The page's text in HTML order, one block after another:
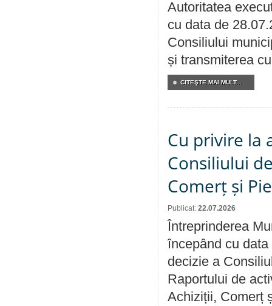
Autoritatea
cu data de
Consiliului
și transmiterea
CITEŞTE MAI MULT...
Cu privire la
Consiliului
Comerț și
Publicat: 22.07.2026
Întreprinderea
începând cu
decizie a
Raportului de
Achiziții, Comerț